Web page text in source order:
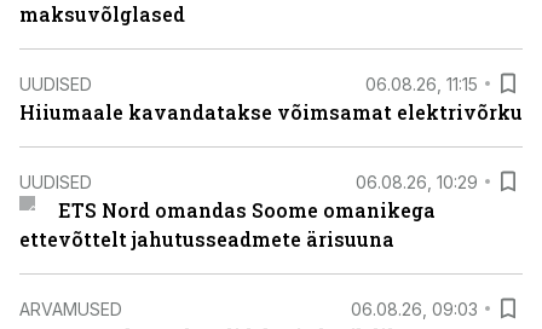
maksuvõlglased
UUDISED 06.08.26, 11:15
Hiiumaale kavandatakse võimsamat elektrivõrku
UUDISED 06.08.26, 10:29
ETS Nord omandas Soome omanikega
ettevõttelt jahutusseadmete ärisuuna
ARVAMUSED 06.08.26, 09:03